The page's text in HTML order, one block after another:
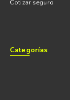
Cotizar seguro
Categorías